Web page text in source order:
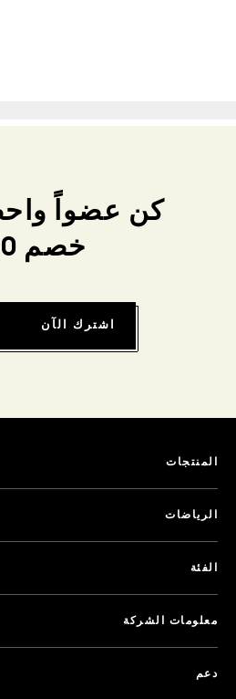
كن عضواً
خصم 10٪
اشترك الآن
المنتجات
الرياضات
الفئة
معلومات الشركة
دعم